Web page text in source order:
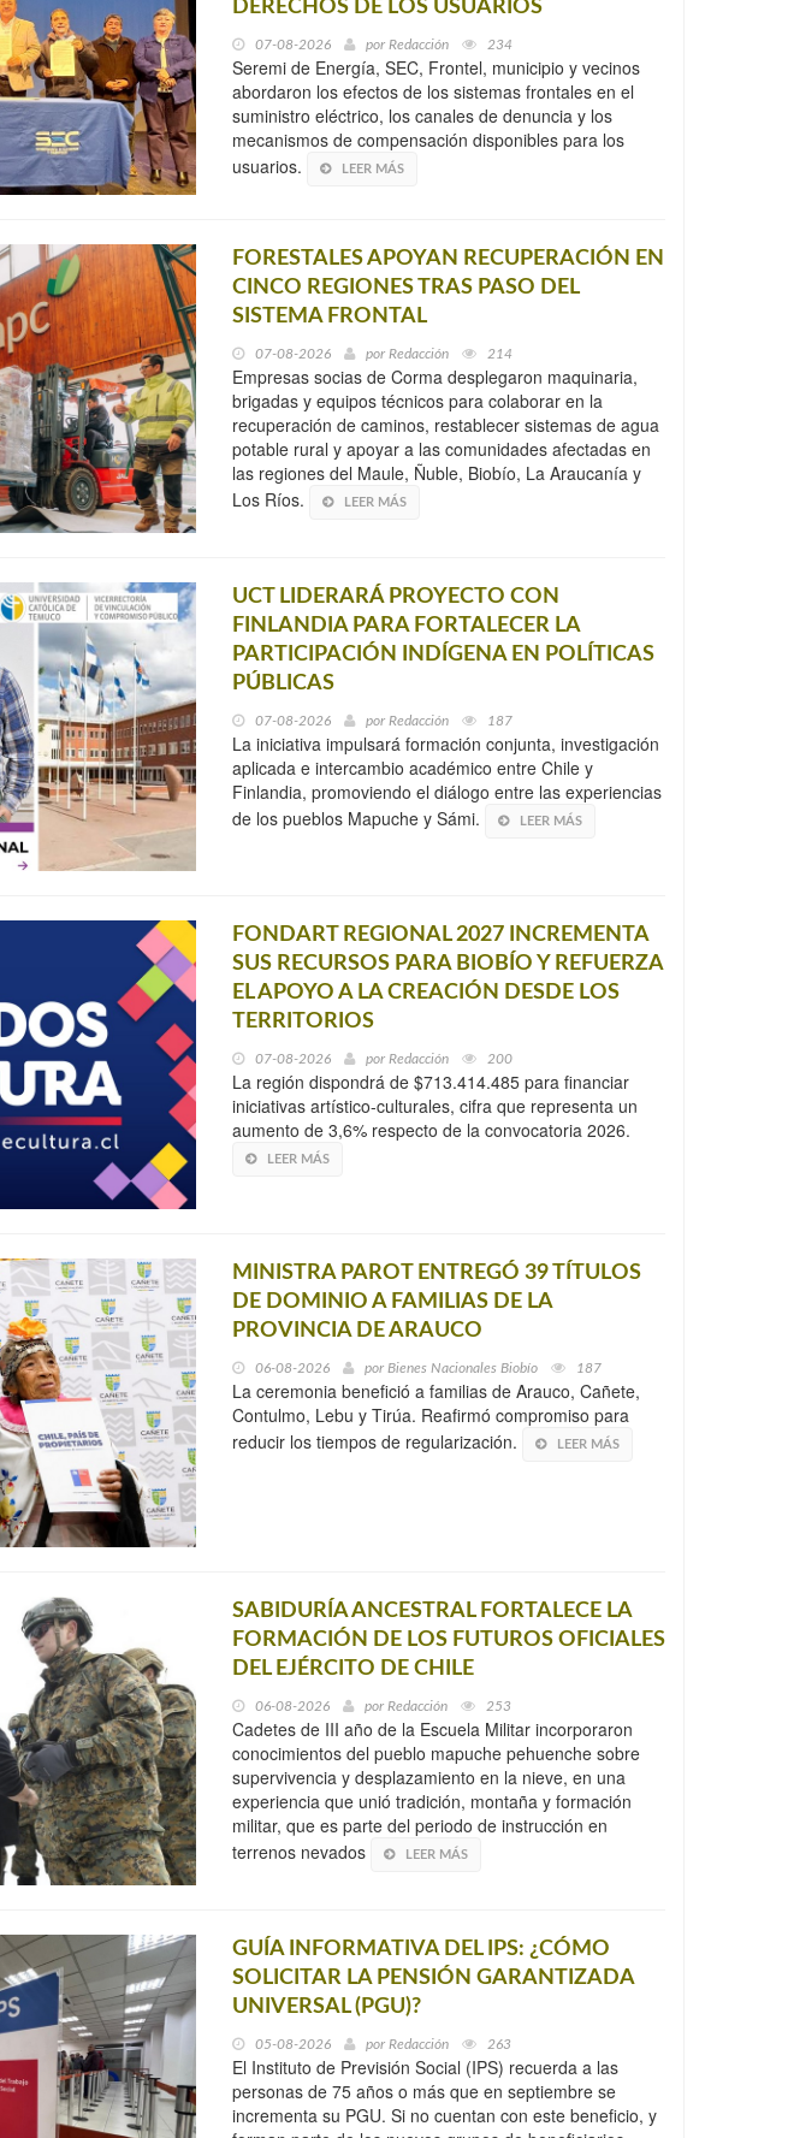
DERECHOS DE LOS USUARIOS
07-08-2026 por Redacción 234
Seremi de Energía, SEC, Frontel, municipio y vecinos
abordaron los efectos de los sistemas frontales en el
suministro eléctrico, los canales de denuncia y los
mecanismos de compensación disponibles para los
usuarios.
LEER MÁS
FORESTALES APOYAN RECUPERACIÓN EN
CINCO REGIONES TRAS PASO DEL
SISTEMA FRONTAL
07-08-2026 por Redacción 214
Empresas socias de Corma desplegaron maquinaria,
brigadas y equipos técnicos para colaborar en la
recuperación de caminos, restablecer sistemas de agua
potable rural y apoyar a las comunidades afectadas en
las regiones del Maule, Ñuble, Biobío, La Araucanía y
Los Ríos.
LEER MÁS
UCT LIDERARÁ PROYECTO CON
FINLANDIA PARA FORTALECER LA
PARTICIPACIÓN INDÍGENA EN POLÍTICAS
PÚBLICAS
07-08-2026 por Redacción 187
La iniciativa impulsará formación conjunta, investigación
aplicada e intercambio académico entre Chile y
Finlandia, promoviendo el diálogo entre las experiencias
de los pueblos Mapuche y Sámi.
LEER MÁS
FONDART REGIONAL 2027 INCREMENTA
SUS RECURSOS PARA BIOBÍO Y REFUERZA
EL APOYO A LA CREACIÓN DESDE LOS
TERRITORIOS
07-08-2026 por Redacción 200
La región dispondrá de $713.414.485 para financiar
iniciativas artístico-culturales, cifra que representa un
aumento de 3,6% respecto de la convocatoria 2026.
LEER MÁS
MINISTRA PAROT ENTREGÓ 39 TÍTULOS
DE DOMINIO A FAMILIAS DE LA
PROVINCIA DE ARAUCO
06-08-2026 por Bienes Nacionales Biobío 187
La ceremonia benefició a familias de Arauco, Cañete,
Contulmo, Lebu y Tirúa. Reafirmó compromiso para
reducir los tiempos de regularización.
LEER MÁS
SABIDURÍA ANCESTRAL FORTALECE LA
FORMACIÓN DE LOS FUTUROS OFICIALES
DEL EJÉRCITO DE CHILE
06-08-2026 por Redacción 253
Cadetes de III año de la Escuela Militar incorporaron
conocimientos del pueblo mapuche pehuenche sobre
supervivencia y desplazamiento en la nieve, en una
experiencia que unió tradición, montaña y formación
militar, que es parte del periodo de instrucción en
terrenos nevados
LEER MÁS
GUÍA INFORMATIVA DEL IPS: ¿CÓMO
SOLICITAR LA PENSIÓN GARANTIZADA
UNIVERSAL (PGU)?
05-08-2026 por Redacción 263
El Instituto de Previsión Social (IPS) recuerda a las
personas de 75 años o más que en septiembre se
incrementa su PGU. Si no cuentan con este beneficio, y